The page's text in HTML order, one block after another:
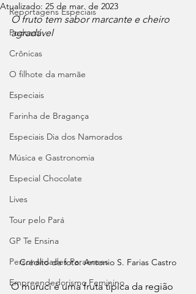
Reportagens Especiais
Podcast
Crônicas
O filhote da mamãe
Especiais
Farinha de Bragança
Especiais Dia dos Namorados
Música e Gastronomia
Especial Chocolate
Lives
Tour pelo Pará
GP Te Ensina
Personalidades Paraenses
Empreendedorismo Feminino
Atualizado: 25 de mar. de 2023
O fruto tem sabor marcante e cheiro
agradável
Crédito da foto: Antonio S. Farias Castro
O muruci é uma fruta típica da região